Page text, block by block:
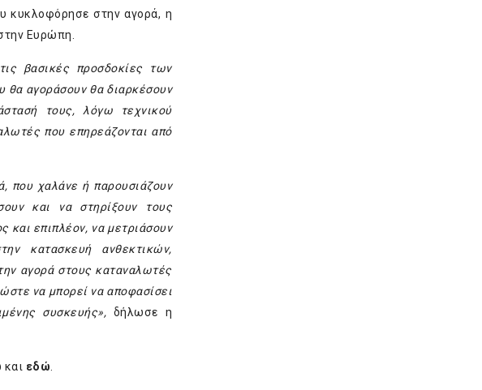
κυκλοφόρησε στην αγορά, η
Ευρώπη.
βασικές προσδοκίες των
θα αγοράσουν θα διαρκέσουν
τους, λόγω τεχνικού
που επηρεάζονται από
που χαλάνε ή παρουσιάζουν
και να στηρίξουν τους
και επιπλέον, να μετριάσουν
κατασκευή ανθεκτικών,
αγορά στους καταναλωτές
να μπορεί να αποφασίσει
συσκευής», δήλωσε η
και εδώ